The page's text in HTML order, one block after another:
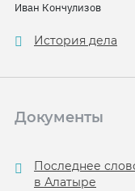
Иван Кончулизов
История дела
Документы
Последнее
в Алатыре